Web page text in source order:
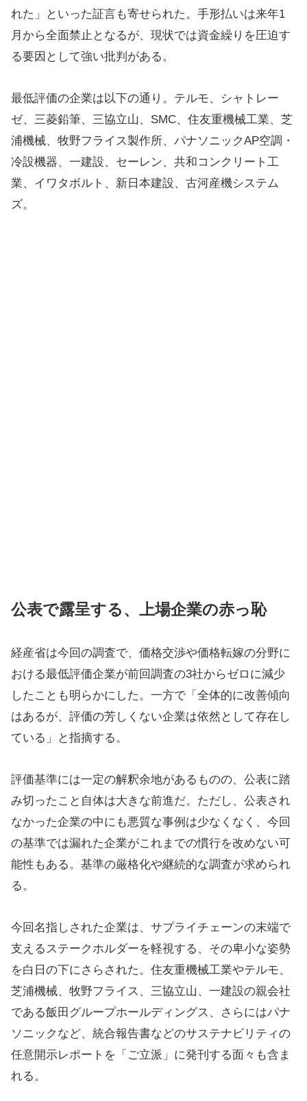
れた」といった証言も寄せられた。手形払いは来年1
月から全面禁止となるが、現状では資金繰りを圧迫す
る要因として強い批判がある。
最低評価の企業は以下の通り。テルモ、シャトレー
ゼ、三菱鉛筆、三協立山、SMC、住友重機械工業、芝
浦機械、牧野フライス製作所、パナソニックAP空調・
冷設機器、一建設、セーレン、共和コンクリート工
業、イワタボルト、新日本建設、古河産機システム
ズ。
公表で露呈する、上場企業の赤っ恥
経産省は今回の調査で、価格交渉や価格転嫁の分野に
おける最低評価企業が前回調査の3社からゼロに減少
したことも明らかにした。一方で「全体的に改善傾向
はあるが、評価の芳しくない企業は依然として存在し
ている」と指摘する。
評価基準には一定の解釈余地があるものの、公表に踏
み切ったこと自体は大きな前進だ。ただし、公表され
なかった企業の中にも悪質な事例は少なくなく、今回
の基準では漏れた企業がこれまでの慣行を改めない可
能性もある。基準の厳格化や継続的な調査が求められ
る。
今回名指しされた企業は、サプライチェーンの末端で
支えるステークホルダーを軽視する、その卑小な姿勢
を白日の下にさらされた。住友重機械工業やテルモ、
芝浦機械、牧野フライス、三協立山、一建設の親会社
である飯田グループホールディングス、さらにはパナ
ソニックなど、統合報告書などのサステナビリティの
任意開示レポートを「ご立派」に発刊する面々も含ま
れる。